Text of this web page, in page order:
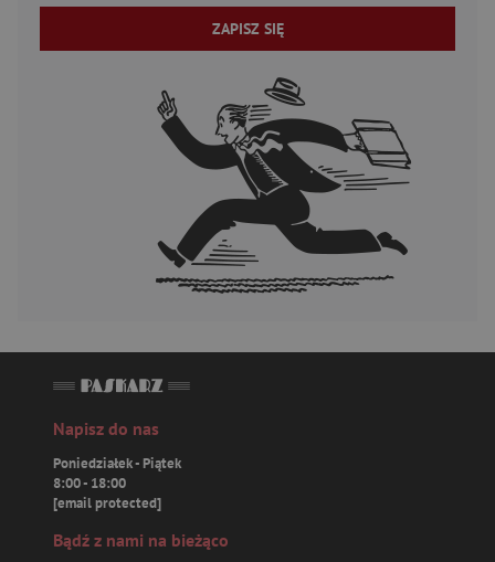
ZAPISZ SIĘ
Napisz do nas
Poniedziałek - Piątek
8:00 - 18:00
[email protected]
Bądź z nami na bieżąco